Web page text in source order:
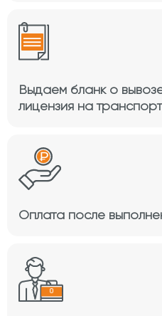
Выдаем бланк о
лицензия на
Оплата после